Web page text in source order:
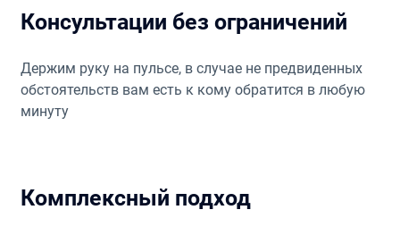
Консультации без ограничений
Держим руку на пульсе, в случае не предвиденных
обстоятельств вам есть к кому обратится в любую
минуту
Комплексный подход